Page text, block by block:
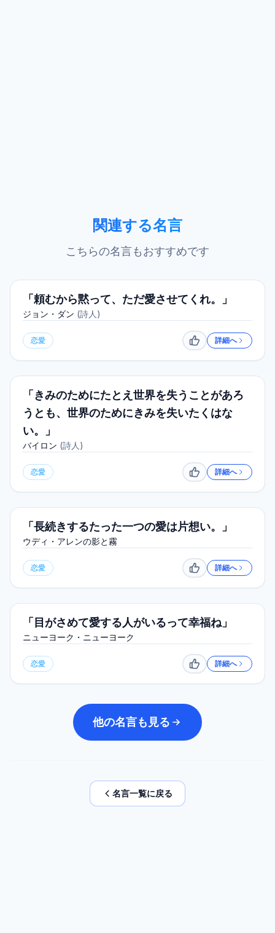
関連する名言
こちらの名言もおすすめです
「頼むから黙って、ただ愛させてくれ。」
ジョン・ダン (詩人 )
恋愛 いいね詳細へ
「きみのためにたとえ世界を失うことがあろ
うとも、世界のためにきみを失いたくはな
い。」
バイロン (詩人 )
恋愛 いいね詳細へ
「長続きするたった一つの愛は片想い。」
ウディ・アレンの影と霧
恋愛 いいね詳細へ
「目がさめて愛する人がいるって幸福ね」
ニューヨーク・ニューヨーク
恋愛 いいね詳細へ
他の名言も見る
名言一覧に戻る